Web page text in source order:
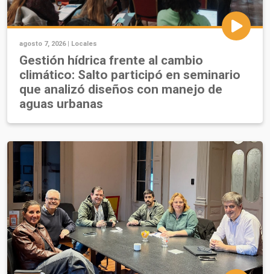
agosto 7, 2026 | Locales
Gestión hídrica frente al cambio
climático: Salto participó en seminario
que analizó diseños con manejo de
aguas urbanas